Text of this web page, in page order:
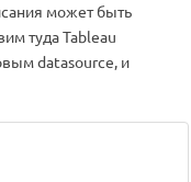
может быть
туда Tableau
datasource, и